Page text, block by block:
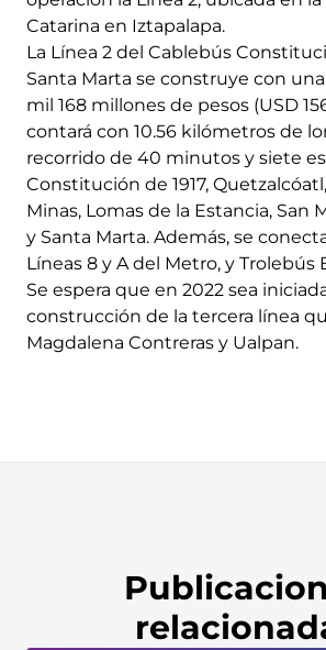
Catarina en Iztapalapa.
La Línea 2 del Cablebús
Santa Marta se construye con
mil 168 millones de pesos (USD
contará con 10.56 kilómetros de
recorrido de 40 minutos y siete
Constitución de 1917,
Minas, Lomas de la Estancia, San
y Santa Marta. Además, se
Líneas 8 y A del Metro, y Trolebús
Se espera que en 2022 sea
construcción de la tercera línea
Magdalena Contreras y Ualpan.